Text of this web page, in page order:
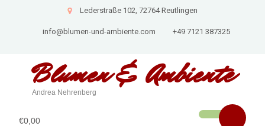
Lederstraße 102, 72764 Reutlingen
info@blumen-und-ambiente.com +49 7121 387325
Blumen &Ambiente
Andrea Nehrenberg
€0,00